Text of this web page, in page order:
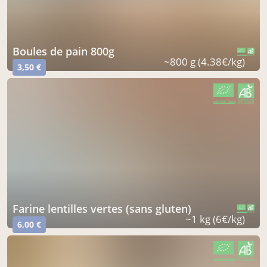
boules de pain 800g
3,50 € ~800 g (4.38€/kg)
farine lentilles vertes (sans gluten)
6,00 € ~1 kg (6€/kg)
CERTIFIÉ PAR FR-BIO-10
AGRICULTURE FRANCE
CERTIFIÉ PAR FR-BIO-10
AGRICULTURE FRANCE